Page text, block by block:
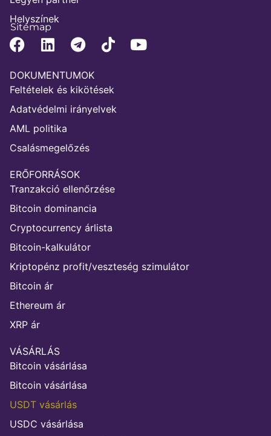
Helyszínek
Sitemap
DOKUMENTUMOK
Feltételek és kikötések
Adatvédelmi irányelvek
AML politika
Csalásmegelőzés
ERŐFORRÁSOK
Tranzakció ellenőrzése
Bitcoin dominancia
Cryptocurrency árlista
Bitcoin-kalkulátor
Kriptopénz profit/veszteség szimulátor
Bitcoin ár
Ethereum ár
XRP ár
VÁSÁRLÁS
Bitcoin vásárlása
Bitcoin vásárlása
USDT vásárlás
USDC vásárlása